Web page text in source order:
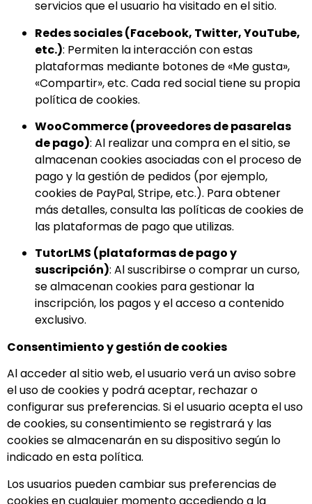
servicios que el usuario ha visitado en el sitio.
Redes sociales (Facebook, Twitter, YouTube,
etc.): Permiten la interacción con estas
plataformas mediante botones de «Me gusta»,
«Compartir», etc. Cada red social tiene su propia
política de cookies.
WooCommerce (proveedores de pasarelas
de pago): Al realizar una compra en el sitio, se
almacenan cookies asociadas con el proceso de
pago y la gestión de pedidos (por ejemplo,
cookies de PayPal, Stripe, etc.). Para obtener
más detalles, consulta las políticas de cookies de
las plataformas de pago que utilizas.
TutorLMS (plataformas de pago y
suscripción): Al suscribirse o comprar un curso,
se almacenan cookies para gestionar la
inscripción, los pagos y el acceso a contenido
exclusivo.
Consentimiento y gestión de cookies
Al acceder al sitio web, el usuario verá un aviso sobre
el uso de cookies y podrá aceptar, rechazar o
configurar sus preferencias. Si el usuario acepta el uso
de cookies, su consentimiento se registrará y las
cookies se almacenarán en su dispositivo según lo
indicado en esta política.
Los usuarios pueden cambiar sus preferencias de
cookies en cualquier momento accediendo a la